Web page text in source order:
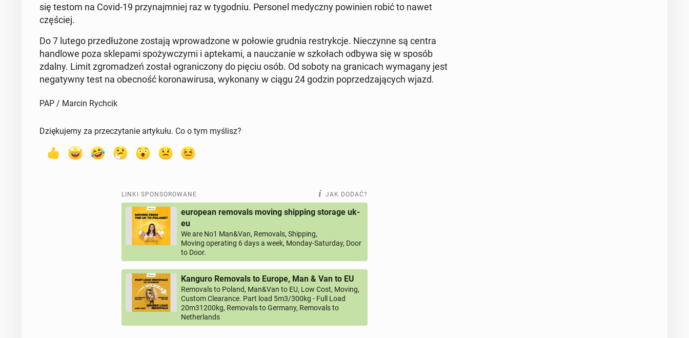
się testom na Covid-19 przy­naj­mniej raz w ty­go­dniu. Per­so­nel me­dycz­ny po­wi­nien robić to nawet
czę­ściej.
Do 7 lutego prze­dłu­żo­ne zostają wpro­wa­dzo­ne w połowie grudnia re­stryk­cje. Nie­czyn­ne są centra
han­dlo­we poza skle­pa­mi spo­żyw­czy­mi i ap­te­ka­mi, a na­ucza­nie w szko­łach odbywa się w sposób
zdalny. Limit zgro­ma­dzeń został ogra­ni­czo­ny do pięciu osób. Od soboty na gra­ni­cach wy­ma­ga­ny jest
ne­ga­tyw­ny test na obec­ność ko­ro­na­wi­ru­sa, wy­ko­na­ny w ciągu 24 godzin po­prze­dza­ją­cych wjazd.
PAP / Marcin Rychcik
Dziękujemy za przeczytanie artykułu. Co o tym myślisz?
LINKI SPONSOROWANE JAK DODAĆ?
european removals moving shipping storage uk-
eu
We are No1 Man&Van, Removals, Shipping,
Moving operating 6 days a week, Monday-Saturday, Door
to Door.
Kanguro Removals to Europe, Man & Van to EU
Removals to Poland, Man&Van to EU, Low Cost, Moving,
Custom Clearance. Part load 5m3/300kg - Full Load
20m31200kg, Removals to Germany, Removals to
Netherlands